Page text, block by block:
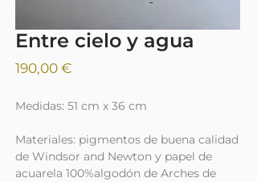
Entre cielo y agua
190,00 €
Medidas: 51 cm x 36 cm
Materiales: pigmentos de buena calidad
de Windsor and Newton y papel de
acuarela 100%algodón de Arches de